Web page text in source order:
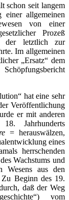
schon seit langem
allgemeinen
von einer
Prozeß
der letztlich zur
Im allgemeinen
„Ersatz“ dem
hat eine sehr
Veröffentlichung
er mit anderen
Jahrhunderts
= herauswälzen,
eines
herrschenden
Wachstums und
Wesens aus den
Beginn des 19.
daß der Weg
vom